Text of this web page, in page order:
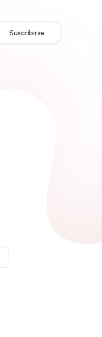
Suscribirse